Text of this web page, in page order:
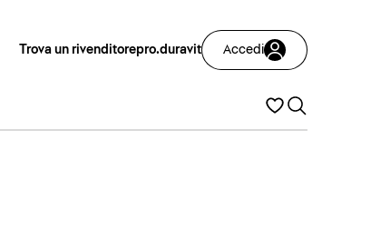
Trova un rivenditorepro.duravit Accedi